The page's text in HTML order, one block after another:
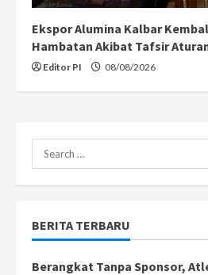
Ekspor Alumina Kalbar
Hambatan Akibat Tafsir
Editor PI 08/08/2026
Search
for:
BERITA TERBARU
Berangkat Tanpa Sponsor,